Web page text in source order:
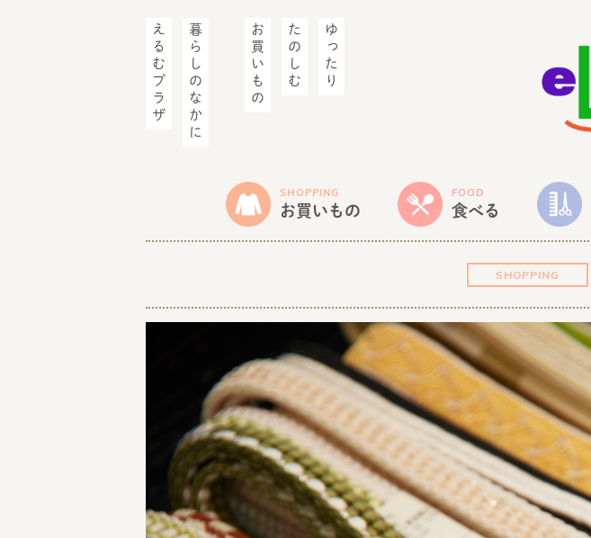
ゆったり
たのしむ
お買いもの
暮らしのなかに
えるむプラザ
SHOPPING
お買いもの
FOOD
食べる
SHOPPING